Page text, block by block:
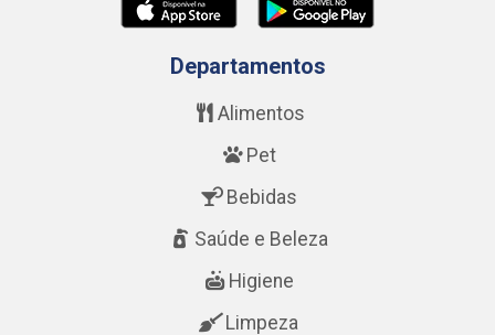
Departamentos
Alimentos
Pet
Bebidas
Saúde e Beleza
Higiene
Limpeza